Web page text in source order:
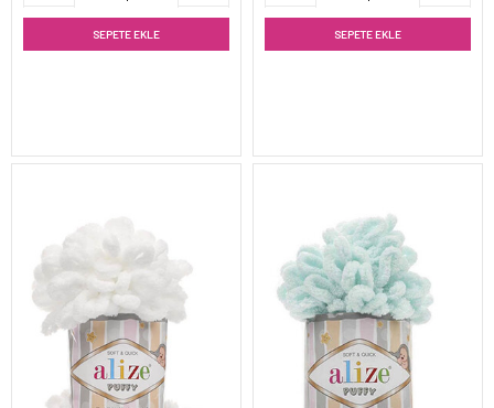
SEPETE EKLE SEPETE EKLE